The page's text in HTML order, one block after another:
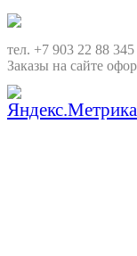
тел. +7 903 22 88 345
Заказы на сайте